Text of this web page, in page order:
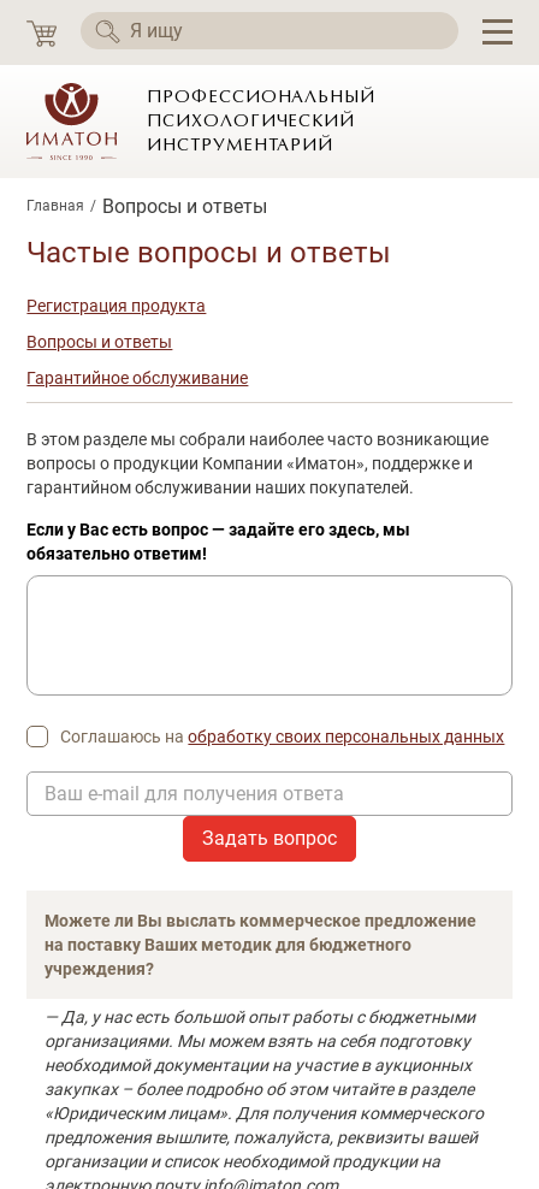
ПРОФЕССИОНАЛЬНЫЙ
ПСИХОЛОГИЧЕСКИЙ
ИНСТРУМЕНТАРИЙ
Главная Вопросы и ответы
Частые вопросы и ответы
В этом разделе мы собрали наиболее часто возникающие
вопросы о продукции Компании «Иматон», поддержке и
гарантийном обслуживании наших покупателей.
Если у Вас есть вопрос — задайте его здесь, мы
обязательно ответим!
Соглашаюсь наобработку своих персональных данных
Ваш e-mail для получения ответа
Можете ли Вы выслать коммерческое предложение
на поставку Ваших методик для бюджетного
учреждения?
— Да, у нас есть большой опыт работы с бюджетными
организациями. Мы можем взять на себя подготовку
необходимой документации на участие в аукционных
закупках – более подробно об этом читайте в разделе
«Юридическим лицам». Для получения коммерческого
предложения вышлите, пожалуйста, реквизиты вашей
организации и список необходимой продукции на
Регистрация продукта
Вопросы и ответы
Гарантийное обслуживание